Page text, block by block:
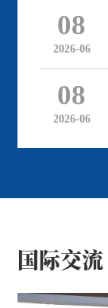
08
2026-06
08
2026-06
国际交流